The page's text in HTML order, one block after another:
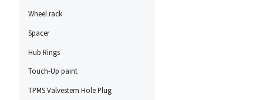
Wheel rack
Spacer
Hub Rings
Touch-Up paint
TPMS Valvestem Hole Plug